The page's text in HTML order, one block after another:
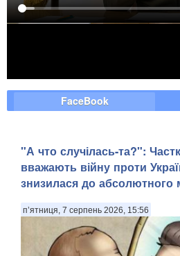
FaceBook
"А что случілась-та?":
вважають війну проти
знизилася до абсолютного
п’ятниця, 7 серпень 2026, 15:56